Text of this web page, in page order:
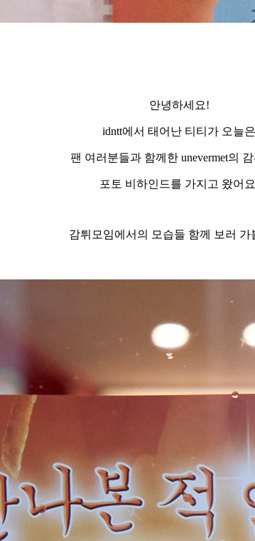
안녕하세요!
idntt에서 태어난 티티가 오늘은
팬 여러분들과 함께한 unevermet의
포토 비하인드를 가지고 왔어요
감튀모임에서의 모습들 함께 보러 가